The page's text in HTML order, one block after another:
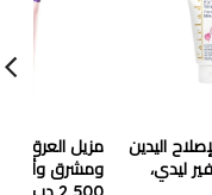
اليدين
ليدي،
مزيل العرق
ومشرق